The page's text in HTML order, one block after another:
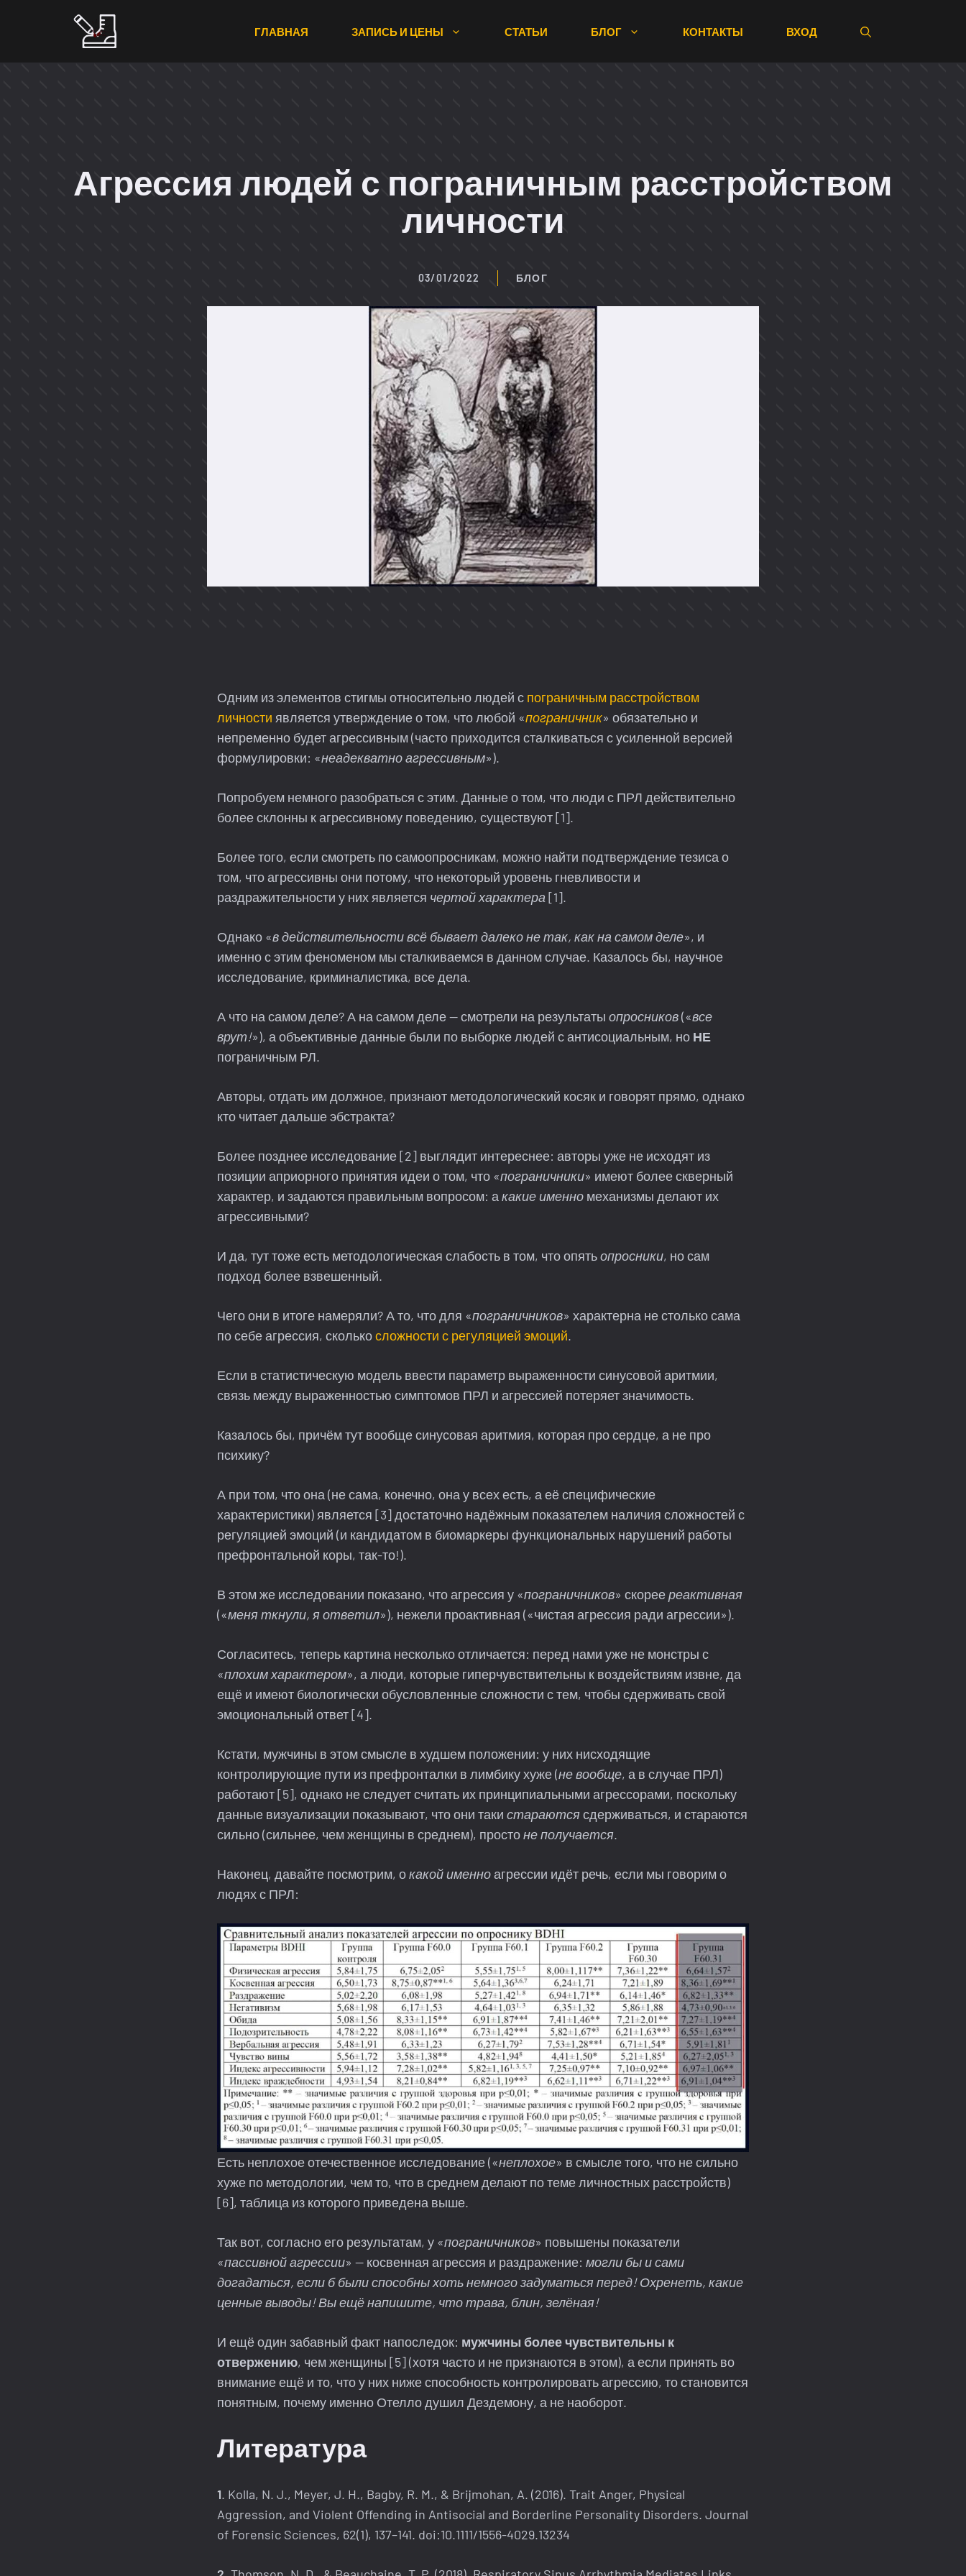
ГЛАВНАЯ ЗАПИСЬ И ЦЕНЫ СТАТЬИ БЛОГ КОНТАКТЫ ВХОД
Агрессия людей с пограничным расстройством
личности
03/01/2022 БЛОГ
Одним из элементов стигмы относительно людей с пограничным расстройством
личности является утверждение о том, что любой «пограничник» обязательно и
непременно будет агрессивным (часто приходится сталкиваться с усиленной версией
формулировки: «неадекватно агрессивным»).
Попробуем немного разобраться с этим. Данные о том, что люди с ПРЛ действительно
более склонны к агрессивному поведению, существуют [1].
Более того, если смотреть по самоопросникам, можно найти подтверждение тезиса о
том, что агрессивны они потому, что некоторый уровень гневливости и
раздражительности у них является чертой характера [1].
Однако «в действительности всё бывает далеко не так, как на самом деле», и
именно с этим феноменом мы сталкиваемся в данном случае. Казалось бы, научное
исследование, криминалистика, все дела.
А что на самом деле? А на самом деле — смотрели на результаты опросников(«все
врут!»), а объективные данные были по выборке людей с антисоциальным, но НЕ
пограничным РЛ.
Авторы, отдать им должное, признают методологический косяк и говорят прямо, однако
кто читает дальше эбстракта?
Более позднее исследование [2] выглядит интереснее: авторы уже не исходят из
позиции априорного принятия идеи о том, что «пограничники» имеют более скверный
характер, и задаются правильным вопросом: а какие именно механизмы делают их
агрессивными?
И да, тут тоже есть методологическая слабость в том, что опятьопросники, но сам
подход более взвешенный.
Чего они в итоге намеряли? А то, что для «пограничников» характерна не столько сама
по себе агрессия, сколькосложности с регуляцией эмоций.
Если в статистическую модель ввести параметр выраженности синусовой аритмии,
связь между выраженностью симптомов ПРЛ и агрессией потеряет значимость.
Казалось бы, причём тут вообще синусовая аритмия, которая про сердце, а не про
психику?
А при том, что она (не сама, конечно, она у всех есть, а её специфические
характеристики) является [3] достаточно надёжным показателем наличия сложностей с
регуляцией эмоций (и кандидатом в биомаркеры функциональных нарушений работы
префронтальной коры, так-то!).
В этом же исследовании показано, что агрессия у «пограничников» скореереактивная
(«меня ткнули, я ответил»), нежели проактивная («чистая агрессия ради агрессии»).
Согласитесь, теперь картина несколько отличается: перед нами уже не монстры с
«плохим характером», а люди, которые гиперчувствительны к воздействиям извне, да
ещё и имеют биологически обусловленные сложности с тем, чтобы сдерживать свой
эмоциональный ответ [4].
Кстати, мужчины в этом смысле в худшем положении: у них нисходящие
контролирующие пути из префронталки в лимбику хуже (не вообще, а в случае ПРЛ)
работают [5], однако не следует считать их принципиальными агрессорами, поскольку
данные визуализации показывают, что они таки стараютсясдерживаться, и стараются
сильно (сильнее, чем женщины в среднем), простоне получается.
Наконец, давайте посмотрим, окакой именноагрессии идёт речь, если мы говорим о
людях с ПРЛ:
Есть неплохое отечественное исследование («неплохое» в смысле того, что не сильно
хуже по методологии, чем то, что в среднем делают по теме личностных расстройств)
[6], таблица из которого приведена выше.
Так вот, согласно его результатам, у «пограничников» повышены показатели
«пассивной агрессии» — косвенная агрессия и раздражение: могли бы и сами
догадаться, если б были способны хоть немного задуматься перед! Охренеть, какие
ценные выводы! Вы ещё напишите, что трава, блин, зелёная!
И ещё один забавный факт напоследок: мужчины более чувствительны к
отвержению, чем женщины [5] (хотя часто и не признаются в этом), а если принять во
внимание ещё и то, что у них ниже способность контролировать агрессию, то становится
понятным, почему именно Отелло душил Дездемону, а не наоборот.
Литература
1. Kolla, N. J., Meyer, J. H., Bagby, R. M., & Brijmohan, A. (2016). Trait Anger, Physical
Aggression, and Violent Offending in Antisocial and Borderline Personality Disorders. Journal
of Forensic Sciences, 62(1), 137–141. doi:10.1111/1556-4029.13234